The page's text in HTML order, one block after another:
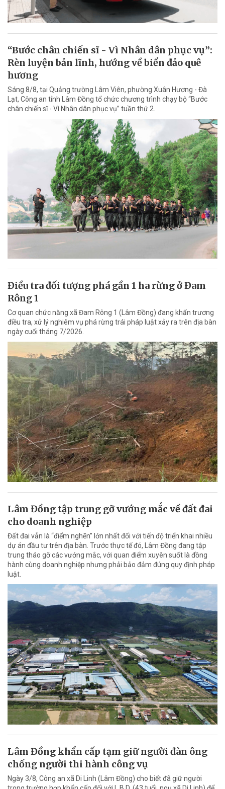
“Bước chân chiến sĩ - Vì Nhân dân phục vụ”:
Rèn luyện bản lĩnh, hướng về biển đảo quê
hương
Sáng 8/8, tại Quảng trường Lâm Viên, phường Xuân Hương - Đà
Lạt, Công an tỉnh Lâm Đồng tổ chức chương trình chạy bộ “Bước
chân chiến sĩ - Vì Nhân dân phục vụ” tuần thứ 2.
Điều tra đối tượng phá gần 1 ha rừng ở Đam
Rông 1
Cơ quan chức năng xã Đam Rông 1 (Lâm Đồng) đang khẩn trương
điều tra, xử lý nghiêm vụ phá rừng trái pháp luật xảy ra trên địa bàn
ngày cuối tháng 7/2026.
Lâm Đồng tập trung gỡ vướng mắc về đất đai
cho doanh nghiệp
Đất đai vẫn là “điểm nghẽn” lớn nhất đối với tiến độ triển khai nhiều
dự án đầu tư trên địa bàn. Trước thực tế đó, Lâm Đồng đang tập
trung tháo gỡ các vướng mắc, với quan điểm xuyên suốt là đồng
hành cùng doanh nghiệp nhưng phải bảo đảm đúng quy định pháp
luật.
Lâm Đồng khẩn cấp tạm giữ người đàn ông
chống người thi hành công vụ
Ngày 3/8, Công an xã Di Linh (Lâm Đồng) cho biết đã giữ người